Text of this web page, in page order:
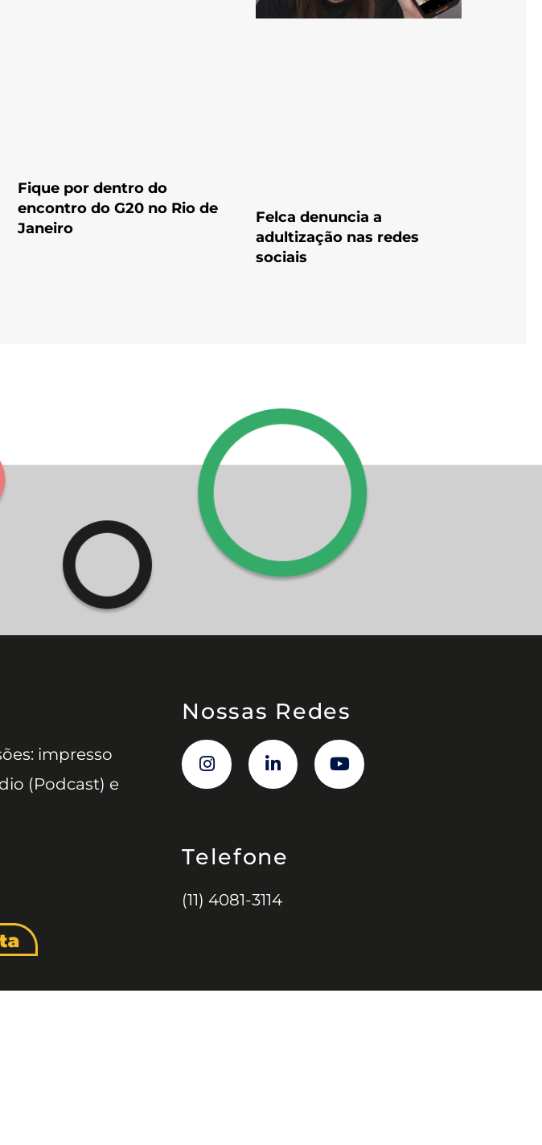
Fique por dentro do
encontro do G20 no Rio de
Janeiro
Felca denuncia a
adultização nas redes
sociais
impresso
(Podcast) e
Nossas Redes
Telefone
(11) 4081-3114